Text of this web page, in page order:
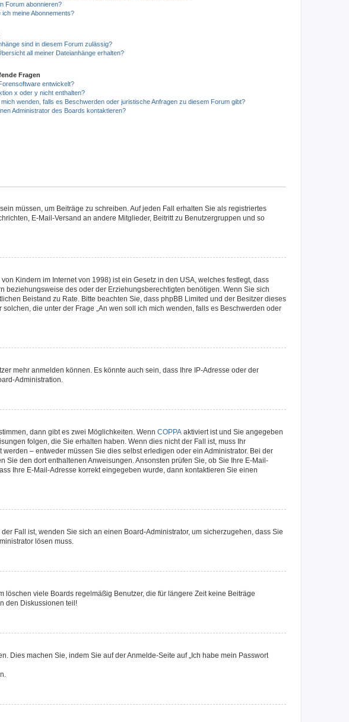
Forum abonnieren?
ich meine Abonnements?
sind in diesem Forum zulässig?
all meiner Dateianhänge erhalten?
Fragen
entwickelt?
x oder y nicht enthalten?
wenden, falls es Beschwerden oder juristische Anfragen zu diesem Forum gibt?
Administrator des Boards kontaktieren?
müssen, um Beiträge zu schreiben. Auf jeden Fall erhalten Sie als registriertes
E-Mail-Versand an andere Mitglieder, Beitritt zu Benutzergruppen und so
Kindern im Internet von 1998) ist ein Gesetz in den USA, welches festlegt, dass
des oder der Erziehungsberechtigten benötigen. Wenn Sie sich
Beistand zu Rate. Bitte beachten Sie, dass phpBB Limited und der Besitzer dieses
die unter der Frage „An wen soll ich mich wenden, falls es Beschwerden oder
mehr anmelden können. Es könnte auch sein, dass Ihre IP-Adresse oder der
Administration.
dann gibt es zwei Möglichkeiten. Wenn COPPA aktiviert ist und Sie angegeben
folgen, die Sie erhalten haben. Wenn dies nicht der Fall ist, muss Ihr
– entweder müssen Sie dies selbst erledigen oder ein Administrator. Bei der
den dort enthaltenen Anweisungen. Ansonsten prüfen Sie, ob Sie Ihre E-Mail-
Ihre E-Mail-Adresse korrekt eingegeben wurde, dann kontaktieren Sie einen
Fall ist, wenden Sie sich an einen Board-Administrator, um sicherzugehen, dass Sie
lösen muss.
viele Boards regelmäßig Benutzer, die für längere Zeit keine Beiträge
den Diskussionen teil!
Dies machen Sie, indem Sie auf der Anmelde-Seite auf „Ich habe mein Passwort